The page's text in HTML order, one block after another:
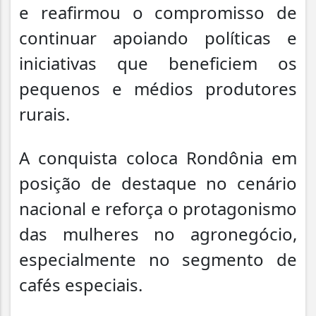
e reafirmou o compromisso de
continuar apoiando políticas e
iniciativas que beneficiem os
pequenos e médios produtores
rurais.
A conquista coloca Rondônia em
posição de destaque no cenário
nacional e reforça o protagonismo
das mulheres no agronegócio,
especialmente no segmento de
cafés especiais.